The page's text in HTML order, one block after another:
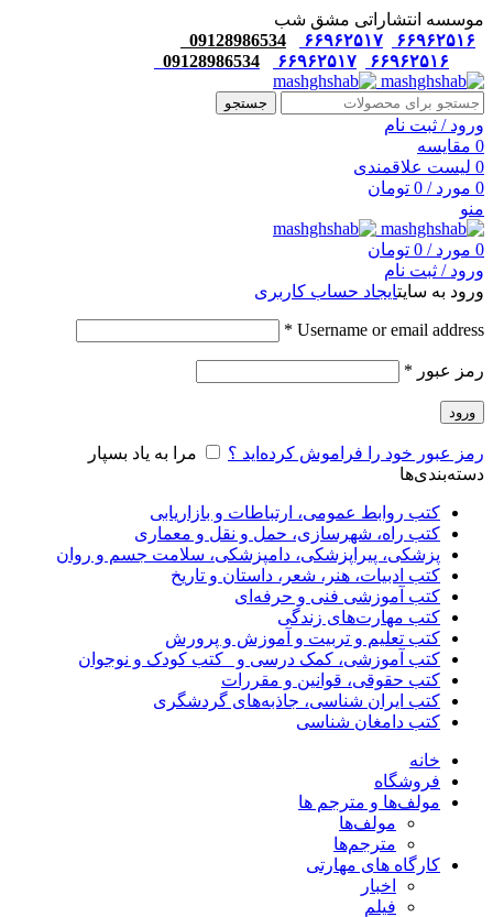
موسسه انتشاراتی مشق شب
۶۶۹۶۲۵۱۶
۶۶۹۶۲۵۱۷
09128986534
۶۶۹۶۲۵۱۶
۶۶۹۶۲۵۱۷ 09128986534
جستجو
ورود / ثبت نام
0 مقایسه
0 لیست علاقمندی
0 مورد /
0 تومان
منو
0 مورد /
0 تومان
ورود / ثبت نام
ورود به سایتایجاد حساب کاربری
Username or email address
*
رمز عبور *
ورود
رمز عبور خود را فراموش کرده‌اید ؟
مرا به یاد بسپار
دسته‌بندی‌ها
کتب روابط عمومی، ارتباطات و بازاریابی
کتب راه، شهرسازی، حمل و نقل و معماری
پزشکی، پیراپزشکی، دامپزشکی، سلامت جسم و روان
کتب ادبیات، هنر، شعر، داستان و تاریخ
کتب آموزشی فنی و حرفه‌ای
کتب مهارت‌های زندگی
کتب تعلیم و تربیت و آموزش و پرورش
کتب آموزشی، کمک درسی و _کتب کودک و نوجوان
کتب حقوقی، قوانین و مقررات
کتب ایران شناسی، جاذبه‌های گردشگری
کتب دامغان شناسی
خانه
فروشگاه
مولف‌ها و مترجم ها
مولف‌ها
مترجم‌ها
کارگاه های مهارتی
اخبار
فیلم